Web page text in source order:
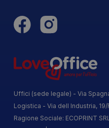
Uffici (sede legale) - Via
Logistica - Via dell Industria, 19/
Ragione Sociale: ECOPRINT